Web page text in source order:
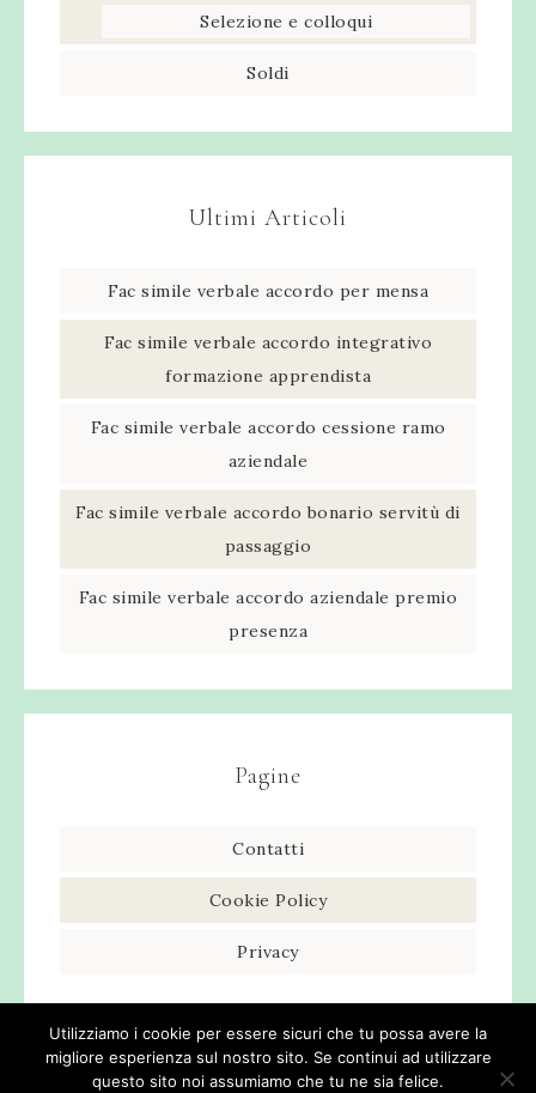
Selezione e colloqui
Soldi
Ultimi Articoli
Fac simile verbale accordo per mensa​
Fac simile verbale accordo integrativo
formazione apprendista​
Fac simile verbale accordo cessione ramo
aziendale​
Fac simile verbale accordo bonario servitù di
passaggio​
Fac simile verbale accordo aziendale premio
presenza​
Pagine
Contatti
Cookie Policy
Privacy
Utilizziamo i cookie per essere sicuri che tu possa avere la
migliore esperienza sul nostro sito. Se continui ad utilizzare
questo sito noi assumiamo che tu ne sia felice.